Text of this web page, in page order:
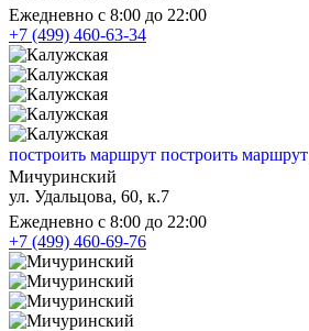
Ежедневно с 8:00 до 22:00
+7 (499) 460-63-34
построить маршрут построить маршрут
Мичуринский
ул. Удальцова, 60, к.7
Ежедневно с 8:00 до 22:00
+7 (499) 460-69-76